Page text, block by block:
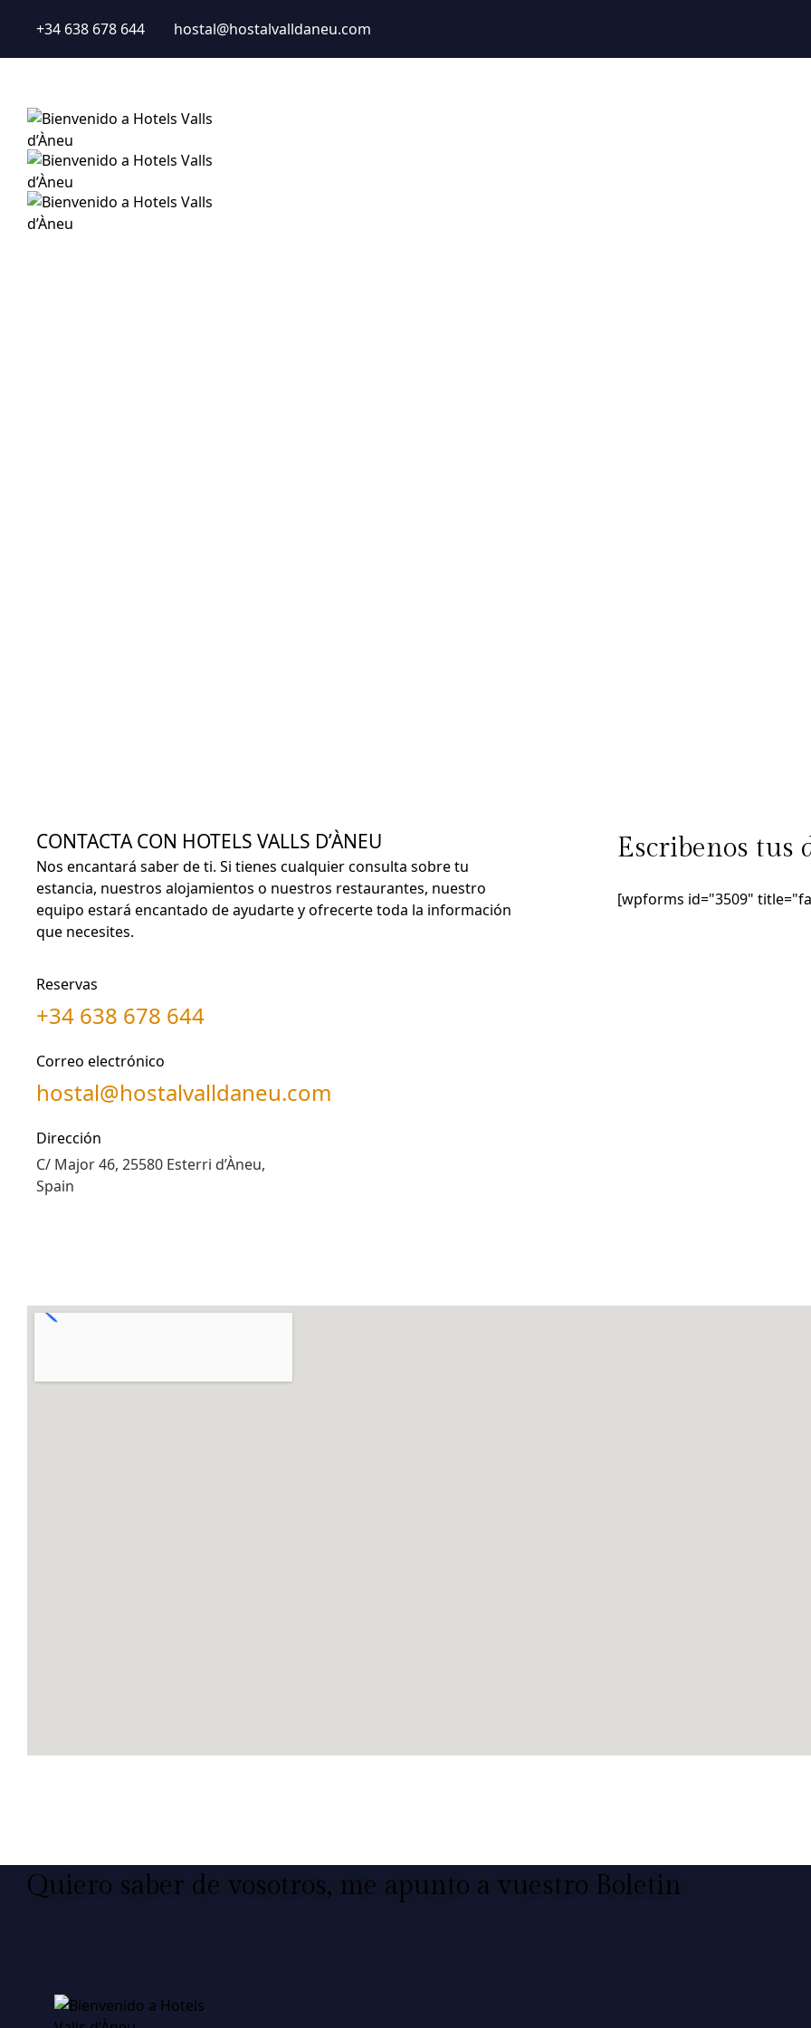
+34 638 678 644 hostal@hostalvalldaneu.com
CONTACTA CON HOTELS VALLS D’ÀNEU
Nos encantará saber de ti. Si tienes cualquier consulta sobre tu
estancia, nuestros alojamientos o nuestros restaurantes, nuestro
equipo estará encantado de ayudarte y ofrecerte toda la información
que necesites.
Reservas
+34 638 678 644
Correo electrónico
hostal@hostalvalldaneu.com
Dirección
C/ Major 46, 25580 Esterri d’Àneu,
Spain
Escribenos tus
[wpforms id="3509"
Quiero saber de vosotros, me apunto a vuestro Boletin